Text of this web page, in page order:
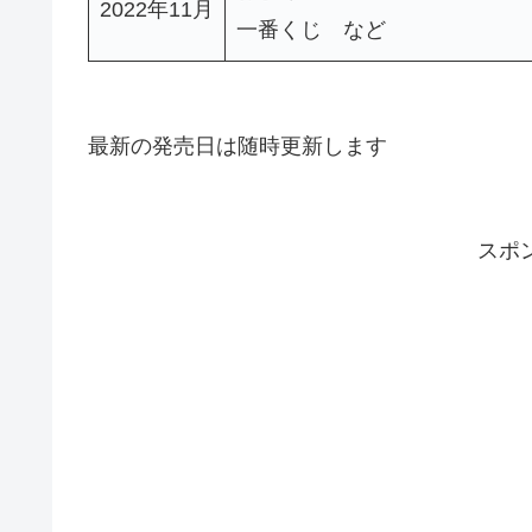
2022年11月
一番くじ など
最新の発売日は随時更新します
スポ